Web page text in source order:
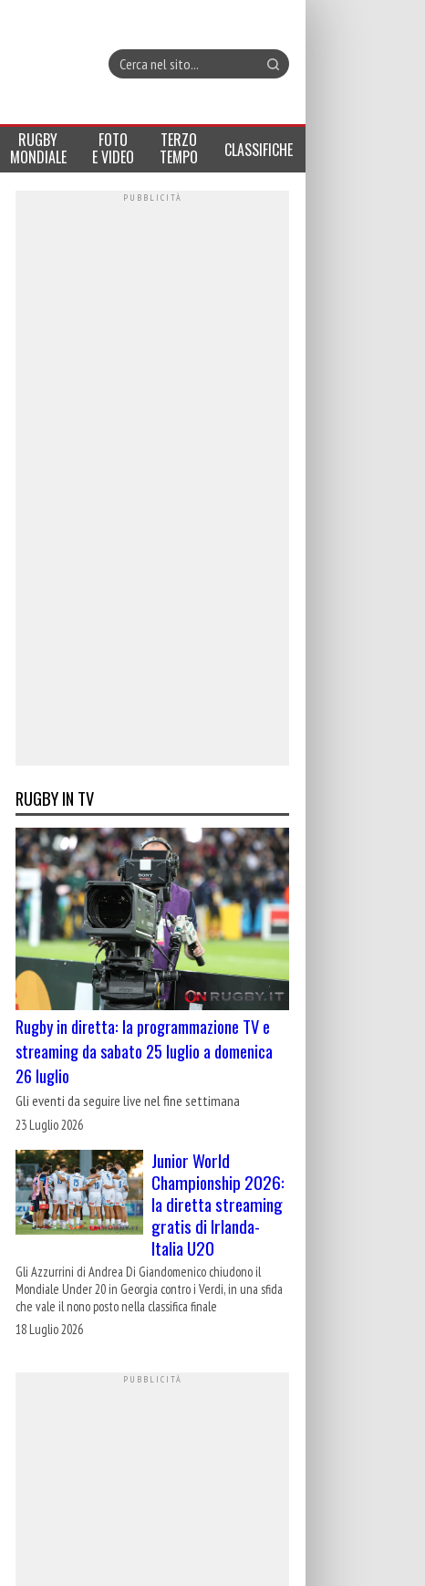
RUGBY
MONDIALE
FOTO
E VIDEO
TERZO
TEMPO CLASSIFICHE
RUGBY IN TV
Rugby in diretta: la programmazione TV e
streaming da sabato 25 luglio a domenica
26 luglio
Gli eventi da seguire live nel fine settimana
23 Luglio 2026
Junior World
Championship 2026:
la diretta streaming
gratis di Irlanda-
Italia U20
Gli Azzurrini di Andrea Di Giandomenico chiudono il
Mondiale Under 20 in Georgia contro i Verdi, in una sfida
che vale il nono posto nella classifica finale
18 Luglio 2026